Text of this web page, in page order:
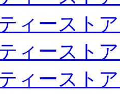
ィースト
ィースト
ィースト